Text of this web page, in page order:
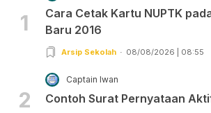
1
Cara Cetak Kartu NUPTK
Baru 2016
Arsip Sekolah 08/08/2026 | 08:55
2
Captain Iwan
Contoh Surat Pernyataan